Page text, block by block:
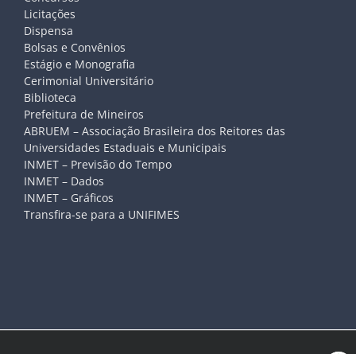
Licitações
Dispensa
Bolsas e Convênios
Estágio e Monografia
Cerimonial Universitário
Biblioteca
Prefeitura de Mineiros
ABRUEM – Associação Brasileira dos Reitores das
Universidades Estaduais e Municipais
INMET – Previsão do Tempo
INMET – Dados
INMET – Gráficos
Transfira-se para a UNIFIMES